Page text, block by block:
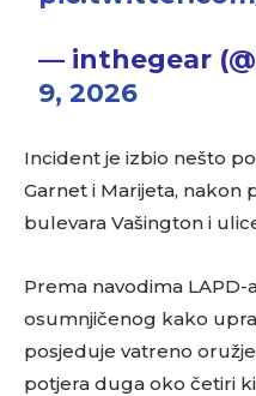
— inthegear
9, 2026
Incident je izbio nešto
Garnet i Marijeta, nakon
bulevara Vašington i
Prema navodima LAPD-
osumnjičenog kako
posjeduje vatreno
potjera duga oko četiri